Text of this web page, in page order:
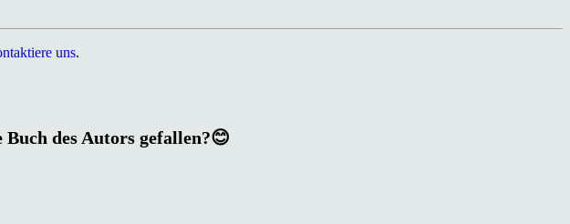
uns.
des Autors gefallen?😊